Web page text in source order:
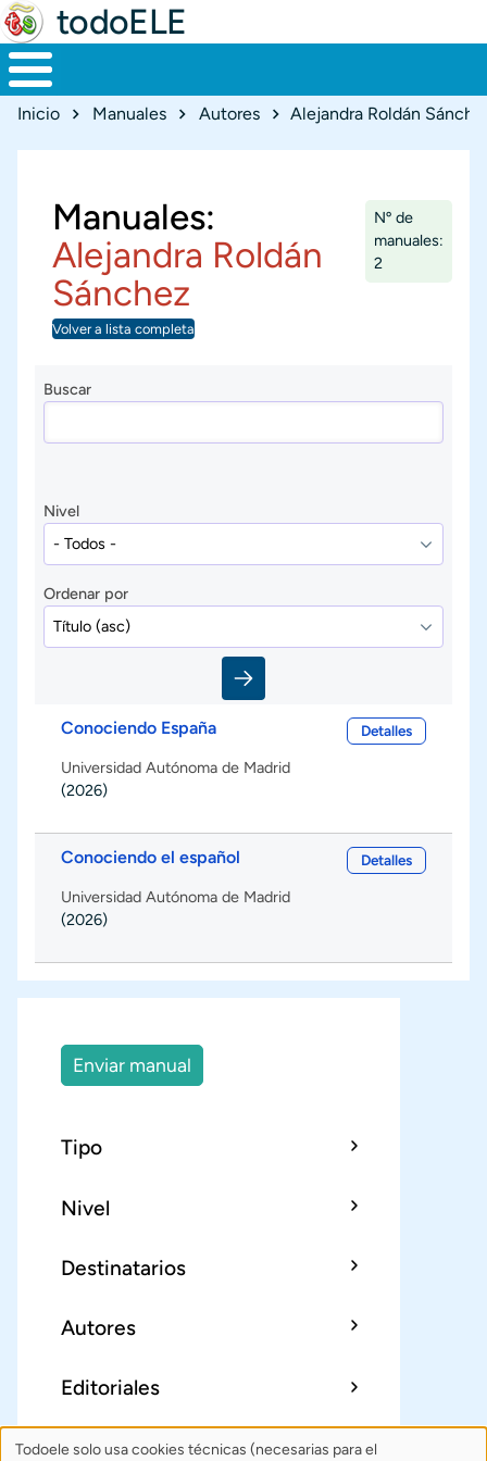
todoELE
Ruta de navegación
Inicio Manuales Autores Alejandra Roldán
Manuales:
Alejandra Roldán
Sánchez
Nº de
manuales:
2
Volver a lista completa
Buscar
Nivel
Ordenar por
Conociendo España
Universidad Autónoma de Madrid
(2026)
Detalles
Conociendo el español
Universidad Autónoma de Madrid
(2026)
Detalles
Enviar manual
Tipo
Nivel
Destinatarios
Autores
Editoriales
Todoele solo usa cookies técnicas (necesarias para el